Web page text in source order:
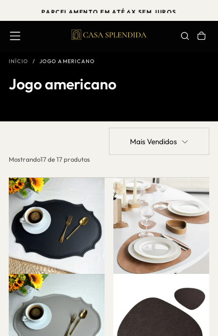
O
CONTEÚDO
PARCELAMENTO EM ATÉ 6X SEM JUROS
INÍCIO / JOGO AMERICANO
Jogo americano
Mais Vendidos
Mostrando17 de 17 produtos